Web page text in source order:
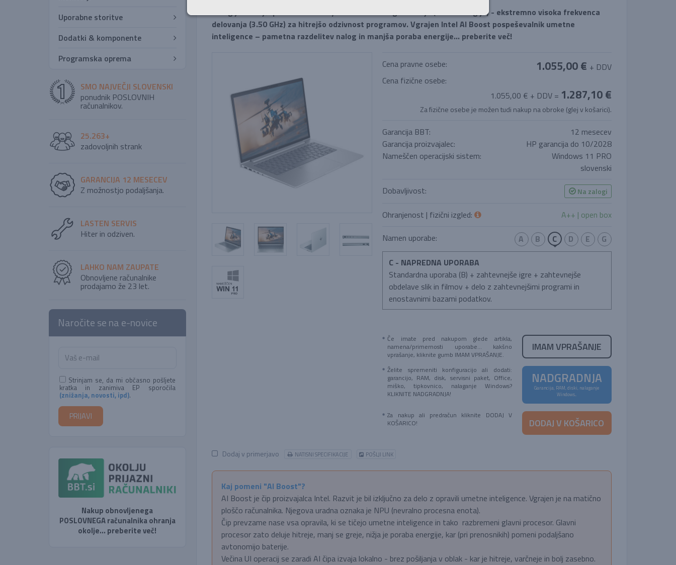
Uporabne storitve
Dodatki & komponente
Programska oprema
SMO NAJVEČJI SLOVENSKI
ponudnik POSLOVNIH
računalnikov.
25.263+
zadovoljnih strank
GARANCIJA 12 MESECEV
Z možnostjo podaljšanja.
LASTEN SERVIS
Hiter in odziven.
LAHKO NAM ZAUPATE
Obnovljene računalnike
prodajamo že 23 let.
Naročite se na e-novice
Strinjam se, da mi občasno pošljete
kratka in zanimiva EP sporočila
(znižanja, novosti, ipd).
Nakup obnovljenega
POSLOVNEGA računalnika ohranja
okolje... preberite več!
Zmogljiv novejši procesor AMD Ryzen 5 PRO - 15. generacije (AI tehnologija) - ekstremno visoka frekvenca
delovanja (3.50 GHz) za hitrejšo odzivnost programov. Vgrajen Intel AI Boost pospeševalnik umetne
inteligence – pametna razdelitev nalog in manjša poraba energije… preberite več!
Cena pravne osebe: 1.055,00 € + DDV
Cena fizične osebe:
1.055,00 € + DDV = 1.287,10 €
Za fizične osebe je možen tudi nakup na obroke (glej v košarici).
Garancija BBT:
12 mesecev
Garancija proizvajalec:
HP garancija do 10/2028
Nameščen operacijski sistem:
Windows 11 PRO
slovenski
Dobavljivost:
Na zalogi
Ohranjenost | fizični izgled:
A++ | open box
Namen uporabe:
A B C D E
G
C - NAPREDNA UPORABA
Standardna uporaba (B) + zahtevnejše igre + zahtevnejše
obdelave slik in filmov + delo z zahtevnejšimi programi in
enostavnimi bazami podatkov.
Če imate pred nakupom glede artikla,
namena/primernosti uporabe... kakšno
vprašanje, kliknite gumb IMAM VPRAŠANJE.
IMAM VPRAŠANJE
Želite spremeniti konfiguracijo ali dodati:
garancijo, RAM, disk, servisni paket, Office,
miško, tipkovnico, nalaganje Windows?
KLIKNITE NADGRADNJA!
NADGRADNJA
Garancija, RAM, diski, nalaganje
Windows...
Za nakup ali predračun kliknite DODAJ V
KOŠARICO!
DODAJ V KOŠARICO
Dodaj v primerjavo NATISNI SPECIFIKACIJE POŠLJI LINK
Kaj pomeni "AI Boost"?
AI Boost je čip proizvajalca Intel. Razvit je bil izključno za delo z opravili umetne inteligence. Vgrajen je na matično
ploščo računalnika. Njegova uradna oznaka je NPU (nevralno procesna enota).
Čip prevzame nase vsa opravila, ki se tičejo umetne inteligence in tako razbremeni glavni procesor. Glavni
procesor zato deluje hitreje, manj se greje, nižja je poraba energije, kar (pri prenosnikih) pomeni podaljšano
avtonomijo baterije.
Večina UI operacij se zaradi AI čipa izvaja lokalno - brez pošiljanja v oblak - kar je hitreje, varčneje in bolj zasebno.